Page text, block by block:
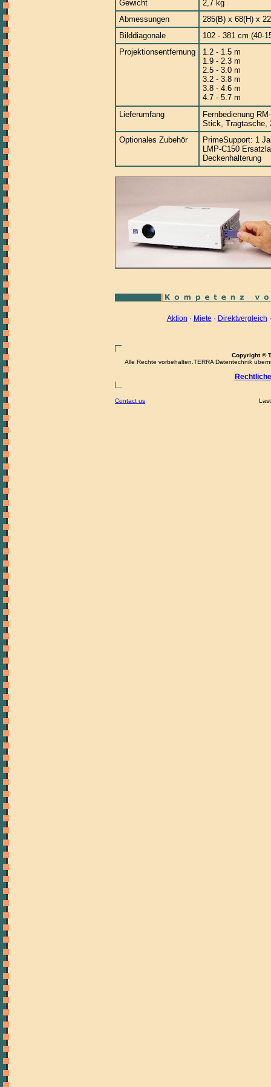
Gewicht
2,7 kg
Abmessungen
285(B) x 68(H) x
Bilddiagonale
102 - 381 cm (40-
Projektionsentfernung
1.2 - 1.5 m
1.9 - 2.3 m
2.5 - 3.0 m
3.2 - 3.8 m
3.8 - 4.6 m
4.7 - 5.7 m
Lieferumfang
Fernbedienung
Stick, Tragtasche,
Optionales Zubehör
PrimeSupport: 1
LMP-C150
Deckenhalterung
Aktion · Miete · Direktvergleich
Copyright ©
Alle Rechte vorbehalten.TERRA Datentechnik
Contact us